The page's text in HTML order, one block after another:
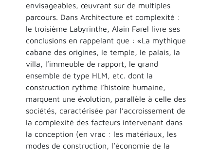
envisageables, œuvrant sur de multiples
parcours. Dans Architecture et complexité :
le troisième Labyrinthe, Alain Farel livre ses
conclusions en rappelant que : «La mythique
cabane des origines, le temple, le palais, la
villa, l’immeuble de rapport, le grand
ensemble de type HLM, etc. dont la
construction rythme l’histoire humaine,
marquent une évolution, parallèle à celle des
sociétés, caractérisée par l’accroissement de
la complexité des facteurs intervenant dans
la conception (en vrac : les matériaux, les
modes de construction, l’économie de la